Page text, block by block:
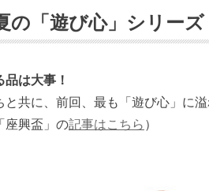
の「遊び心」シリーズ
品は大事！
と共に、前回、最も「遊び心」に
座興盃」の記事はこちら ）